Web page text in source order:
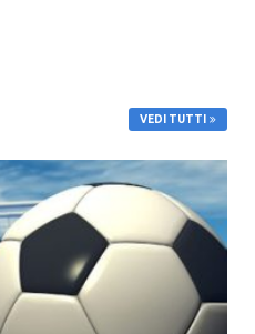
VEDI TUTTI